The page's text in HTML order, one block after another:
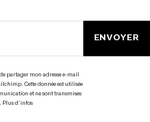
partager mon adresse e-mail
Cette donnée est utilisée
et ne sont transmises
Plus d’infos
ENVOYER